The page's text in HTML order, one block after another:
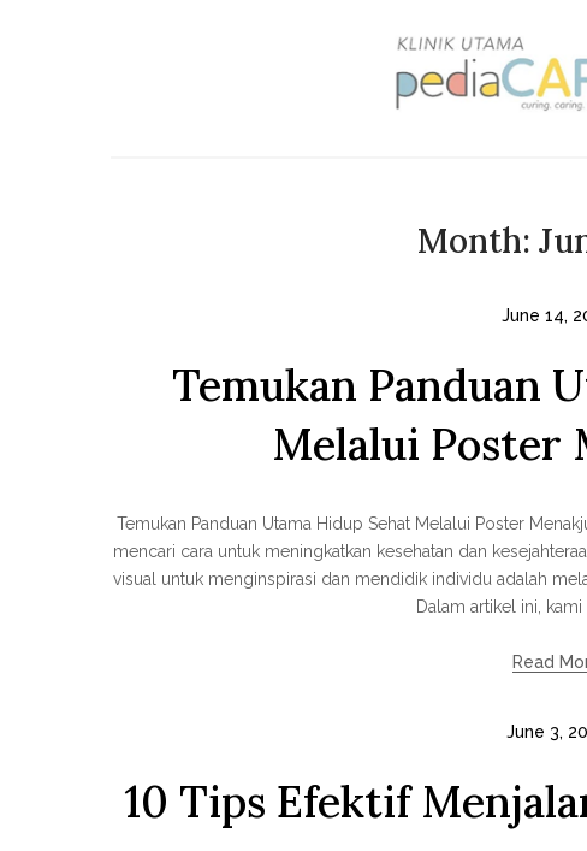
Month:
June 14,
Temukan Panduan
Melalui Poster
Temukan Panduan Utama Hidup Sehat Melalui Poster
mencari cara untuk meningkatkan kesehatan dan
visual untuk menginspirasi dan mendidik individu adalah
Dalam artikel ini,
Read
June 3,
10 Tips Efektif